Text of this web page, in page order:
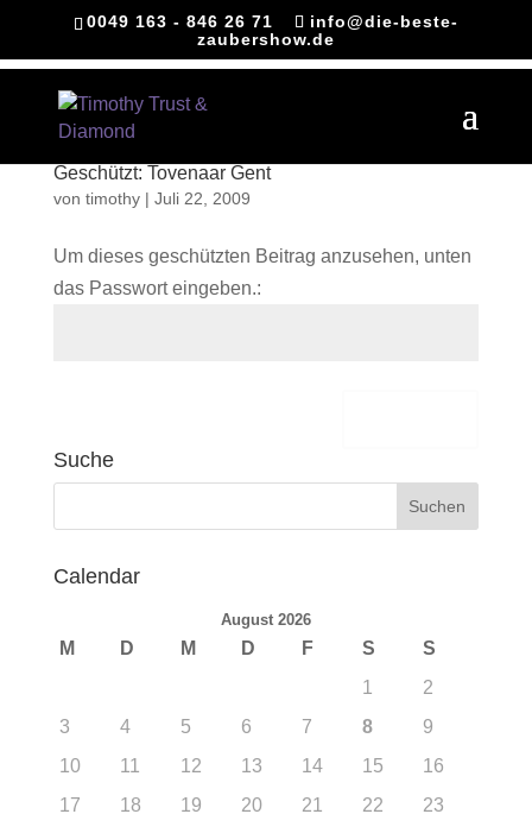
0049 163 - 846 26 71
info@die-beste-
zaubershow.de
Geschützt: Tovenaar Gent
von timothy| Juli 22, 2009
Um dieses geschützten Beitrag anzusehen, unten
das Passwort eingeben.:
Suche
Calendar
August 2026
M D M D F S
S
1
2
3
4 5 6 7 8
9
10
11 12 13 14 15
16
17
18 19 20 21 22
23